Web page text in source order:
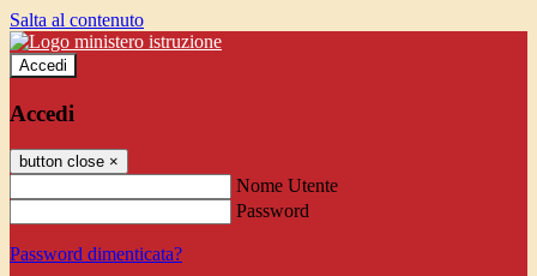
Salta al contenuto
Accedi
Accedi
button close ×
Nome Utente
Password
Password dimenticata?